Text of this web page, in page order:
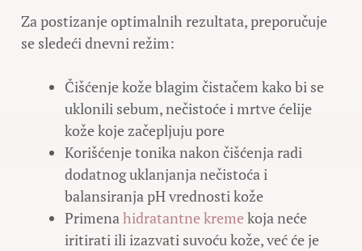
Za postizanje optimalnih rezultata, preporučuje
se sledeći dnevni režim:
Čišćenje kože blagim čistačem kako bi se
uklonili sebum, nečistoće i mrtve ćelije
kože koje začepljuju pore
Korišćenje tonika nakon čišćenja radi
dodatnog uklanjanja nečistoća i
balansiranja pH vrednosti kože
Primenahidratantne kreme koja neće
iritirati ili izazvati suvoću kože, već će je